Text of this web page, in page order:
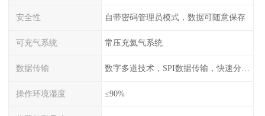
安全性 自带密码管理员模式，数据可随意保存
可充气系统 常压充氦气系统
数据传输
操作环境湿度 ≤90%